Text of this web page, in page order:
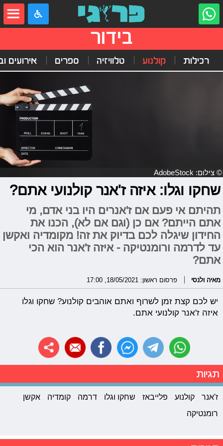
בידור
רכילות קולנוע טלוויזיה ספרים אירועים
© צילום: AdobeStock
שחקו וגלו: איזה ז'אנר קולנועי אתם?
תהיתם אי פעם אם ז'אנרים היו בני אדם, מי
אתם הייתם? אם כן (וגם אם לא), הכנו את
החידון שיגלה לכם בדיוק את זה! מקומדיה ואקשן
עד לדרמה ורומנטיקה - איזה ז'אנר הוא הכי
אתם?
מאיה ולנסי פרסום ראשון: 18/05/2021, 17:00
יש לכם קצת זמן לשרוף ואתם אוהבים קולנוע? שחקו וגלו
איזה ז'אנר קולנועי אתם.
תגיות
ז'אנר קולנוע פלייבאז שחקו וגלו דרמה קומדיה
אקשן
רומנטיקה